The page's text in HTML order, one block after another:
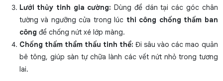
Lưới thủy tinh gia cường: Dùng để dán tại các góc chân
tường và ngưỡng cửa trong lúc thi công chống thấm ban
công để chống nứt xé lớp màng.
Chống thấm thẩm thấu tinh thể: Đi sâu vào các mao quản
bê tông, giúp sàn tự chữa lành các vết nứt nhỏ trong tương
lai.